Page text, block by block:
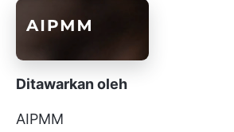
Ditawarkan oleh
AIPMM